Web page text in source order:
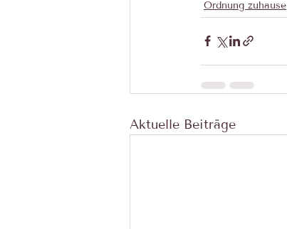
Ordnung zuhause
Aktuelle Beiträge